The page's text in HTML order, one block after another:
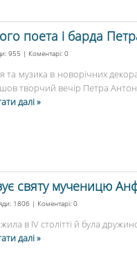
поета і барда
955 | Коментарі: 0
та музика в новорічних
творчий вечір Петра
далі »
святу мученицю
1806 | Коментарі: 0
в ІV столітті й була
далі »